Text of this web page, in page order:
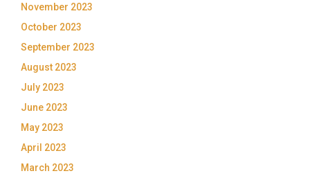
November 2023
October 2023
September 2023
August 2023
July 2023
June 2023
May 2023
April 2023
March 2023